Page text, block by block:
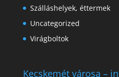
Szálláshelyek, éttermek
Uncategorized
Virágboltok
Kecskemét városa –